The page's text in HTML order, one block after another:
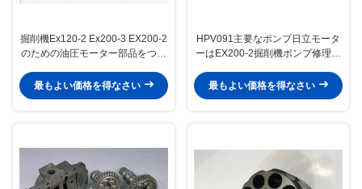
掘削機Ex120-2 Ex200-3 EX200-2
のための油圧モーター部品をつな
最もよい価格を得なさい
HPV091主要なポンプ日立モータ
ーはEX200-2掘削機ポンプ修理を
最もよい価格を得なさい